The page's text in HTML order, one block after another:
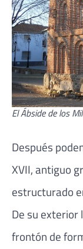
El Ábside de los
Después
XVII, antiguo
estructurado
De su exterior
frontón de